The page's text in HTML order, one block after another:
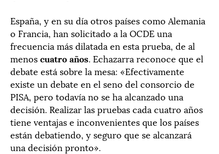
España, y en su día otros países como Alemania
o Francia, han solicitado a la OCDE una
frecuencia más dilatada en esta prueba, de al
menoscuatro años. Echazarra reconoce que el
debate está sobre la mesa: «Efectivamente
existe un debate en el seno del consorcio de
PISA, pero todavía no se ha alcanzado una
decisión. Realizar las pruebas cada cuatro años
tiene ventajas e inconvenientes que los países
están debatiendo, y seguro que se alcanzará
una decisión pronto».